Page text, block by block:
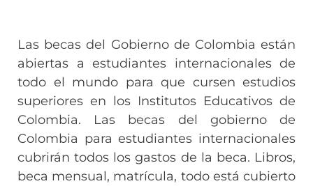
Las becas del Gobierno de Colombia están
abiertas a estudiantes internacionales de
todo el mundo para que cursen estudios
superiores en los Institutos Educativos de
Colombia. Las becas del gobierno de
Colombia para estudiantes internacionales
cubrirán todos los gastos de la beca. Libros,
beca mensual, matrícula, todo está cubierto